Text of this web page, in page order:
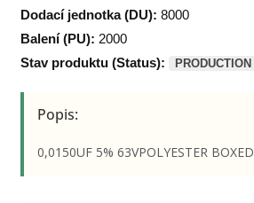
Dodací jednotka (DU): 8000
Balení (PU): 2000
Stav produktu (Status):
PRODUCTION
Popis:
0,0150UF 5% 63VPOLYESTER BOXED